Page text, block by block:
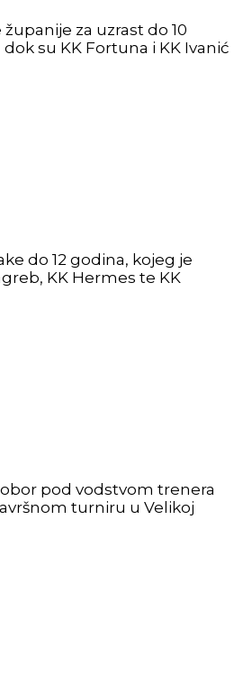
za uzrast do 10
su KK Fortuna i KK Ivanić
do 12 godina, kojeg je
KK Hermes te KK
pod vodstvom trenera
turniru u Velikoj